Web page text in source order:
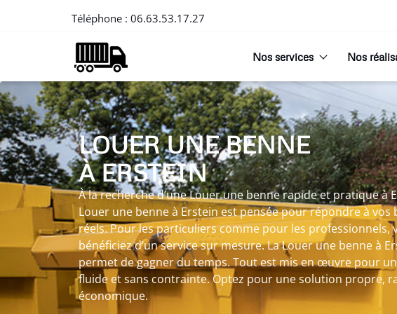
Téléphone : 06.63.53.17.27
Nos services Nos
LOUER UNE BENNE
À ERSTEIN
À la recherche d’une Louer une benne rapide et pratique à
Louer une benne à Erstein est pensée pour répondre à vos
réels. Pour les particuliers comme pour les professionnels,
bénéficiez d’un service sur mesure. La Louer une benne à
permet de gagner du temps. Tout est mis en œuvre pour
fluide et sans contrainte. Optez pour une solution propre,
économique.